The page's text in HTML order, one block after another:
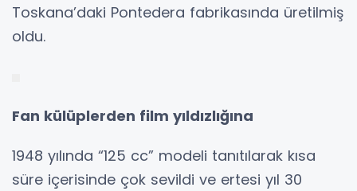
Toskana’daki Pontedera fabrikasında üretilmiş
oldu.
Fan külüplerden film yıldızlığına
1948 yılında “125 cc” modeli tanıtılarak kısa
süre içerisinde çok sevildi ve ertesi yıl 30